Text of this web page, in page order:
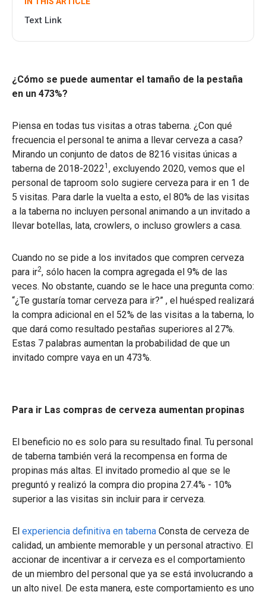
Text Link
¿Cómo se puede aumentar el tamaño de la pestaña
en un 473%?
Piensa en todas tus visitas a otras taberna. ¿Con qué
frecuencia el personal te anima a llevar cerveza a casa?
Mirando un conjunto de datos de 8216 visitas únicas a
taberna de 2018-20221 , excluyendo 2020, vemos que el
personal de taproom solo sugiere cerveza para ir en 1 de
5 visitas. Para darle la vuelta a esto, el 80% de las visitas
a la taberna no incluyen personal animando a un invitado a
llevar botellas, lata, crowlers, o incluso growlers a casa.
Cuando no se pide a los invitados que compren cerveza
para ir2, sólo hacen la compra agregada el 9% de las
veces. No obstante, cuando se le hace una pregunta como:
“¿Te gustaría tomar cerveza para ir?” , el huésped realizará
la compra adicional en el 52% de las visitas a la taberna, lo
que dará como resultado pestañas superiores al 27%.
Estas 7 palabras aumentan la probabilidad de que un
invitado compre vaya en un 473%.
Para ir Las compras de cerveza aumentan propinas
El beneficio no es solo para su resultado final. Tu personal
de taberna también verá la recompensa en forma de
propinas más altas. El invitado promedio al que se le
preguntó y realizó la compra dio propina 27.4% - 10%
superior a las visitas sin incluir para ir cerveza.
El experiencia definitiva en taberna Consta de cerveza de
calidad, un ambiente memorable y un personal atractivo. El
accionar de incentivar a ir cerveza es el comportamiento
de un miembro del personal que ya se está involucrando a
un alto nivel. De esta manera, este comportamiento es uno